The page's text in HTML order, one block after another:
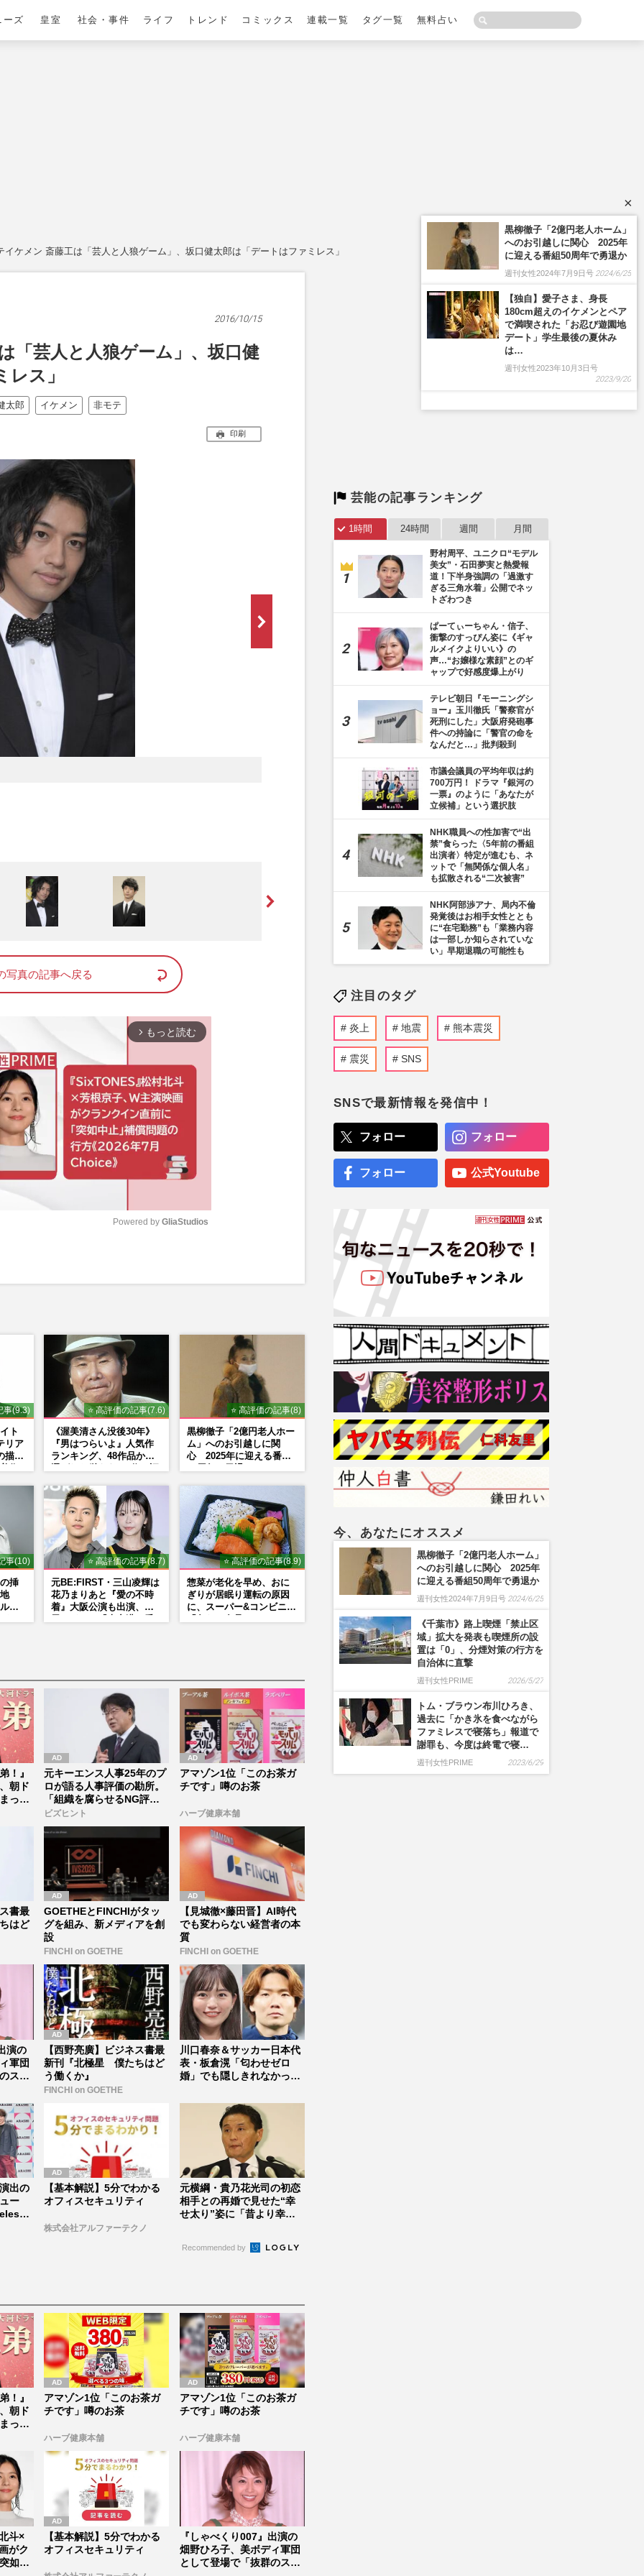
ーズ 皇室 社会・事件 ライフ トレンド コミックス 連載一覧 タグ一覧 無料占い
イケメン 斎藤工は「芸人と人狼ゲーム」、坂口健太郎は「デートはファミレス」
2016/10/15
「芸人と人狼ゲーム」、坂口健
ス」
太郎 イケメン 非モテ
印刷
[写真 2/2枚目] 坂口健太郎
写真の記事へ戻る
arrow_forward_ios もっと読む
u
Powered by GliaStudios
事(9.3)
ト
リア
描く
⭐ 高評価の記事(7.6)
《渥美清さん没後30年》
『男はつらいよ』人気作
ランキング、48作品から
⭐ 高評価の記事(8)
黒柳徹子「2億円老人ホー
ム」へのお引越しに関
心 2025年に迎える番組
事(10)
挿
タ
⭐ 高評価の記事(8.7)
元BE:FIRST・三山凌輝は
花乃まりあと『愛の不時
着』大阪公演も出演、趣
⭐ 高評価の記事(8.9)
惣菜が老化を早め、おに
ぎりが居眠り運転の原因
に、スーパー&コンビニの
！』
朝ド
った
元キーエンス人事25年のプ
ロが語る人事評価の勘所。
「組織を腐らせるNG評
価」とは...
ビズヒント
アマゾン1位「このお茶ガ
チです」噂のお茶
ハーブ健康本舗
書最
はど
GOETHEとFINCHIがタッ
グを組み、新メディアを創
設
FINCHI on GOETHE
【見城徹×藤田晋】AI時代
でも変わらない経営者の本
質
FINCHI on GOETHE
演の
軍団
スタ
【西野亮廣】ビジネス書最
新刊『北極星 僕たちはど
う働くか』
FINCHI on GOETHE
川口春奈＆サッカー日本代
表・板倉滉「匂わせゼロ
婚」でも隠しきれなかった
出の
ー
【基本解説】5分でわかる
オフィスセキュリティ
株式会社アルファーテクノ
元横綱・貴乃花光司の初恋
相手との再婚で見せた“幸
せ太り”姿に「昔より幸せ
Recommended by
！』
朝ド
った
アマゾン1位「このお茶ガ
チです」噂のお茶
ハーブ健康本舗
アマゾン1位「このお茶ガ
チです」噂のお茶
ハーブ健康本舗
斗×
がク
如中
【基本解説】5分でわかる
オフィスセキュリティ
『しゃべくり007』出演の
畑野ひろ子、美ボディ軍団
として登場で「抜群のスタ
芸能の記事ランキング
1時間 24時間 週間 月間
野村周平、ユニクロ“モデル
美女”・石田夢実と熱愛報
道！下半身強調の「過激す
ぎる三角水着」公開でネッ
トざわつき
ぱーてぃーちゃん・信子、
衝撃のすっぴん姿に《ギャ
ルメイクよりいい》の
声…“お嬢様な素顔”とのギ
ャップで好感度爆上がり
テレビ朝日『モーニングシ
ョー』玉川徹氏「警察官が
死刑にした」大阪府発砲事
件への持論に「警官の命を
なんだと…」批判殺到
市議会議員の平均年収は約
700万円！ ドラマ『銀河の
一票』のように「あなたが
立候補」という選択肢
NHK職員への性加害で“出
禁”食らった〈5年前の番組
出演者〉特定が進むも、ネ
ットで「無関係な個人名」
も拡散される“二次被害”
NHK阿部渉アナ、局内不倫
発覚後はお相手女性ととも
に“在宅勤務”も「業務内容
は一部しか知らされていな
い」早期退職の可能性も
注目のタグ
炎上 地震 熊本震災
震災 SNS
SNSで最新情報を発信中！
フォロー フォロー
フォロー 公式Youtube
今、あなたにオススメ
黒柳徹子「2億円老人ホーム」
へのお引越しに関心 2025年
に迎える番組50周年で勇退か
週刊女性2024年7月9日号 2024/6/25
《千葉市》路上喫煙「禁止区
域」拡大を発表も喫煙所の設
置は「0」、分煙対策の行方を
自治体に直撃
週刊女性PRIME 2026/5/27
トム・ブラウン布川ひろき、
過去に「かき氷を食べながら
ファミレスで寝落ち」報道で
謝罪も、今度は終電で寝…
週刊女性PRIME 2023/6/29
×
黒柳徹子「2億円老人ホーム」
へのお引越しに関心 2025年
に迎える番組50周年で勇退か
週刊女性2024年7月9日号 2024/6/25
【独自】愛子さま、身長
180cm超えのイケメンとペア
で満喫された「お忍び遊園地
デート」学生最後の夏休み
は…
週刊女性2023年10月3日号
2023/9/20